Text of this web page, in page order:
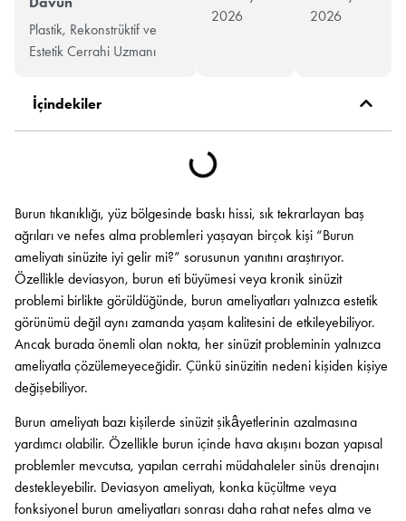
Plastik, Rekonstrüktif ve
Estetik Cerrahi Uzmanı
2026
2026
İçindekiler
Burun tıkanıklığı, yüz bölgesinde baskı hissi, sık tekrarlayan baş
ağrıları ve nefes alma problemleri yaşayan birçok kişi “Burun
ameliyatı sinüzite iyi gelir mi?” sorusunun yanıtını araştırıyor.
Özellikle deviasyon, burun eti büyümesi veya kronik sinüzit
problemi birlikte görüldüğünde, burun ameliyatları yalnızca estetik
görünümü değil aynı zamanda yaşam kalitesini de etkileyebiliyor.
Ancak burada önemli olan nokta, her sinüzit probleminin yalnızca
ameliyatla çözülemeyeceğidir. Çünkü sinüzitin nedeni kişiden kişiye
değişebiliyor.
Burun ameliyatı bazı kişilerde sinüzit şikâyetlerinin azalmasına
yardımcı olabilir. Özellikle burun içinde hava akışını bozan yapısal
problemler mevcutsa, yapılan cerrahi müdahaleler sinüs drenajını
destekleyebilir. Deviasyon ameliyatı, konka küçültme veya
fonksiyonel burun ameliyatları sonrası daha rahat nefes alma ve